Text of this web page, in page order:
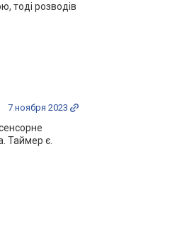
тоді розводів
7 ноября 2023
Таймер є.